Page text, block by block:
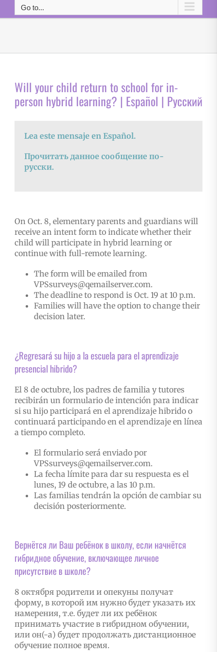
Go to...
Will your child return to school for in-
person hybrid learning? | Español | Русский
Lea este mensaje en Español.
Прочитать данное сообщение по-
русски.
On Oct. 8, elementary parents and guardians will
receive an intent form to indicate whether their
child will participate in hybrid learning or
continue with full-remote learning.
The form will be emailed from
VPSsurveys@qemailserver.com.
The deadline to respond is Oct. 19 at 10 p.m.
Families will have the option to change their
decision later.
¿Regresará su hijo a la escuela para el aprendizaje
presencial hibrido?
El 8 de octubre, los padres de familia y tutores
recibirán un formulario de intención para indicar
si su hijo participará en el aprendizaje hibrido o
continuará participando en el aprendizaje en línea
a tiempo completo.
El formulario será enviado por
VPSsurveys@qemailserver.com.
La fecha límite para dar su respuesta es el
lunes, 19 de octubre, a las 10 p.m.
Las familias tendrán la opción de cambiar su
decisión posteriormente.
Вернётся ли Ваш ребёнок в школу, если начнётся
гибридное обучение, включающее личное
присутствие в школе?
8 октября родители и опекуны получат
форму, в которой им нужно будет указать их
намерения, т.е. будет ли их ребёнок
принимать участие в гибридном обучении,
или он(-а) будет продолжать дистанционное
обучение полное время.